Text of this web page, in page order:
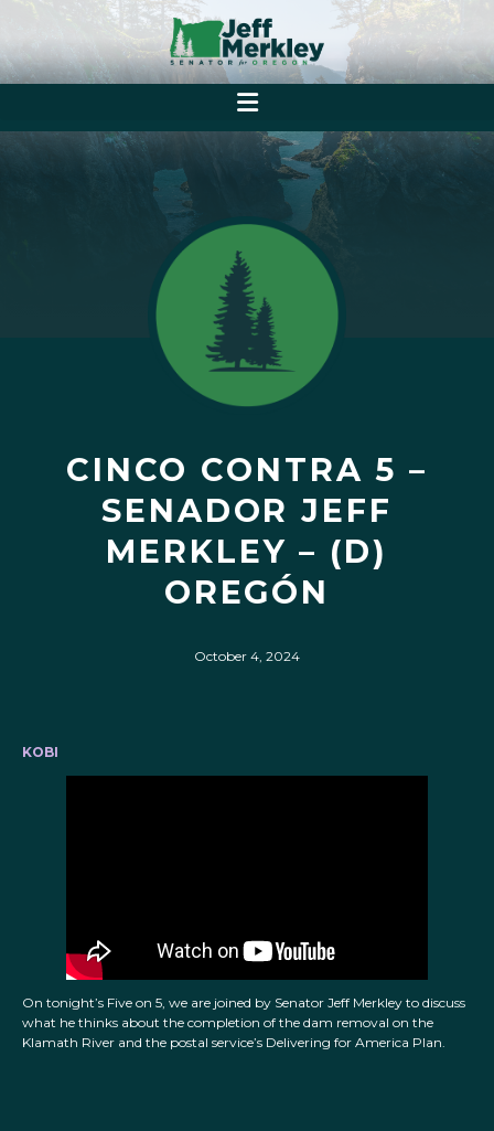
CINCO CONTRA 5 –
SENADOR JEFF
MERKLEY – (D)
OREGÓN
October 4, 2024
KOBI
On tonight’s Five on 5, we are joined by Senator Jeff Merkley to discuss
what he thinks about the completion of the dam removal on the
Klamath River and the postal service’s Delivering for America Plan.